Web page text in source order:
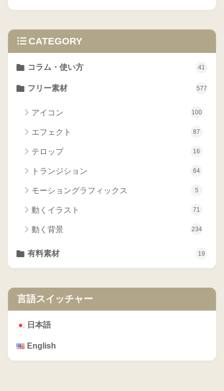
CATEGORY
コラム・使い方 41
フリー素材 577
アイコン 100
エフェクト 87
テロップ 16
トランジション 64
モーショングラフィックス 5
動くイラスト 71
動く背景 234
有料素材 19
言語スイッチャー
日本語
English